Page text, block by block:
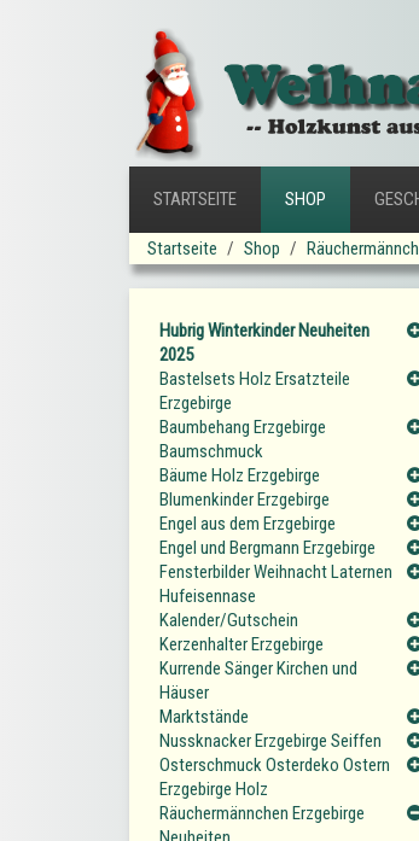
STARTSEITE SHOP
Startseite Shop
Hubrig Winterkinder Neuheiten
2025
Bastelsets Holz Ersatzteile
Erzgebirge
Baumbehang Erzgebirge
Baumschmuck
Bäume Holz Erzgebirge
Blumenkinder Erzgebirge
Engel aus dem Erzgebirge
Engel und Bergmann Erzgebirge
Fensterbilder Weihnacht Laternen
Hufeisennase
Kalender/Gutschein
Kerzenhalter Erzgebirge
Kurrende Sänger Kirchen und
Häuser
Marktstände
Nussknacker Erzgebirge Seiffen
Osterschmuck Osterdeko Ostern
Erzgebirge Holz
Räuchermännchen Erzgebirge